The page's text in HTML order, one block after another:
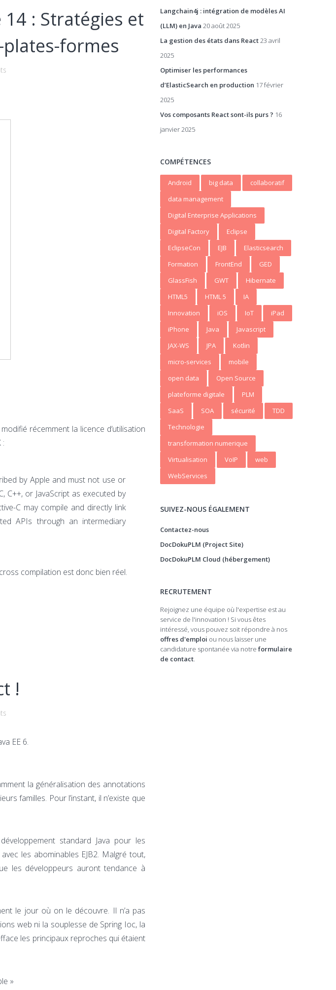
: Stratégies et
formes
récemment la licence d’utilisation
:
by Apple and must not use or
C++, or JavaScript as executed by
C may compile and directly link
APIs through an intermediary
compilation est donc bien réel.
!
EE 6.
la généralisation des annotations
familles. Pour l’instant, il n’existe que
standard Java pour les
les abominables EJB2. Malgré tout,
les développeurs auront tendance à
le jour où on le découvre. Il n’a pas
web ni la souplesse de Spring Ioc, la
les principaux reproches qui étaient
»
Langchain4j : intégration de modèles AI
(LLM) en Java 20 août 2025
La gestion des états dans React23 avril
2025
Optimiser les performances
d’ElasticSearch en production 17 février
2025
Vos composants React sont-ils purs ? 16
janvier 2025
COMPÉTENCES
Android big data
collaboratif
data management
Digital Enterprise Applications
Digital Factory
Eclipse
EclipseCon
EJB
Elasticsearch
Formation
FrontEnd
GED
GlassFish
GWT
Hibernate
HTML5
HTML 5
IA
Innovation
iOS IoT
iPad
iPhone
Java
Javascript
JAX-WS
JPA
Kotlin
micro-services
mobile
open data
Open Source
plateforme digitale
PLM
SaaS
SOA sécurité
TDD
Technologie
transformation numerique
Virtualisation
VoIP
web
WebServices
SUIVEZ-NOUS ÉGALEMENT
Contactez-nous
DocDokuPLM (Project Site)
DocDokuPLM Cloud (hébergement)
RECRUTEMENT
Rejoignez une équipe où l'expertise est au
service de l'innovation ! Si vous êtes
intéressé, vous pouvez soit répondre à nos
offres d'emploi ou nous laisser une
candidature spontanée via notre formulaire
de contact.